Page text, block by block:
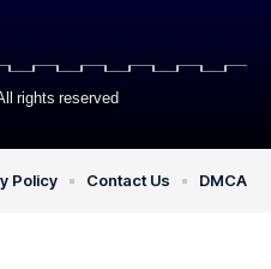
rights reserved
Policy Contact Us DMCA